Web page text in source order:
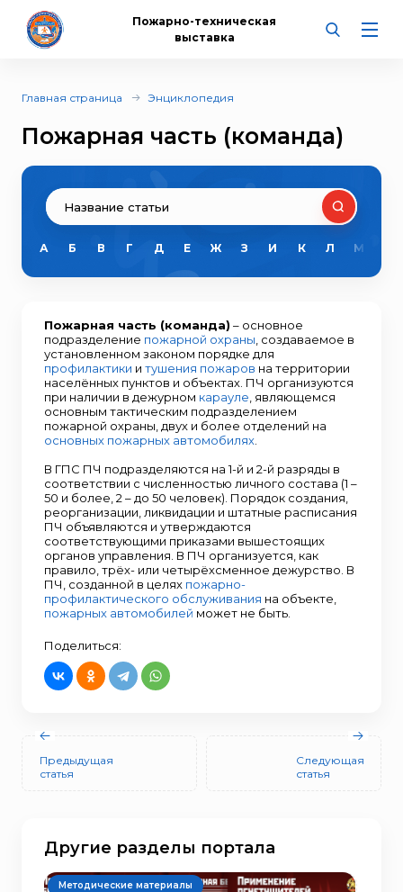
Пожарно-техническая
выставка
Главная страница Энциклопедия
Пожарная часть (команда)
А Б В Г Д Е Ж З И К Л М
Пожарная часть (команда) – основное
подразделение пожарной охраны , создаваемое в
установленном законом порядке для
профилактики и тушения пожаров на территории
населённых пунктов и объектах. ПЧ организуются
при наличии в дежурном карауле , являющемся
основным тактическим подразделением
пожарной охраны, двух и более отделений на
основных пожарных автомобилях
В ГПС ПЧ подразделяются на 1-й и 2-й разряды в
соответствии с численностью личного состава (1 –
50 и более, 2 – до 50 человек). Порядок создания,
реорганизации, ликвидации и штатные расписания
ПЧ объявляются и утверждаются
соответствующими приказами вышестоящих
органов управления. В ПЧ организуется, как
правило, трёх- или четырёхсменное дежурство. В
ПЧ, созданной в целях пожарно-
профилактического обслуживания на объекте,
пожарных автомобилей может не быть.
Поделиться:
Предыдущая
статья
Следующая
статья
Другие разделы портала
Методические материалы